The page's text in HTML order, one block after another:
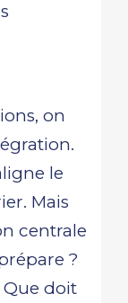
on
le
Mais
centrale
?
Que doit